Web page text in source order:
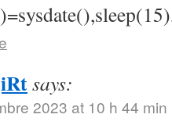
says:
2023 at 10 h 44 min